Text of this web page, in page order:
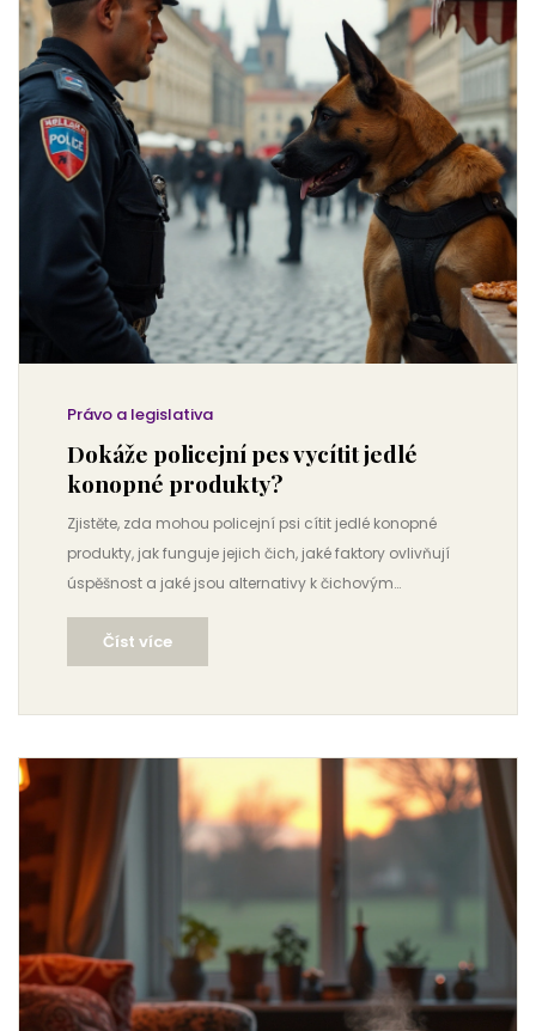
Právo a legislativa
Dokáže policejní pes vycítit jedlé
konopné produkty?
Zjistěte, zda mohou policejní psi cítit jedlé konopné
produkty, jak funguje jejich čich, jaké faktory ovlivňují
úspěšnost a jaké jsou alternativy k čichovým
detekcím.
Číst více